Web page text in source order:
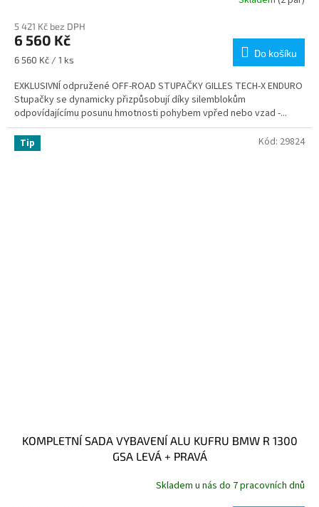
5 421 Kč bez DPH
6 560 Kč
Měrná
6 560 Kč / 1 ks
Do košíku
EXKLUSIVNÍ odpružené OFF-ROAD STUPAČKY GILLES TECH-X ENDURO
Stupačky se dynamicky přizpůsobují díky silemblokům
odpovídajícímu posunu hmotnosti pohybem vpřed nebo vzad -...
Tip
KOMPLETNÍ SADA VYBAVENÍ ALU KUFRU BMW R 1300
GSA LEVÁ + PRAVÁ
Skladem u nás do 7 pracovních dnů
Kód: 29824